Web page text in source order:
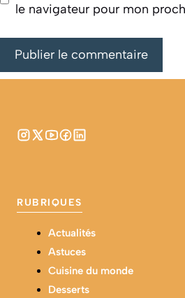
le navigateur pour mon
RUBRIQUES
Actualités
Astuces
Cuisine du monde
Desserts